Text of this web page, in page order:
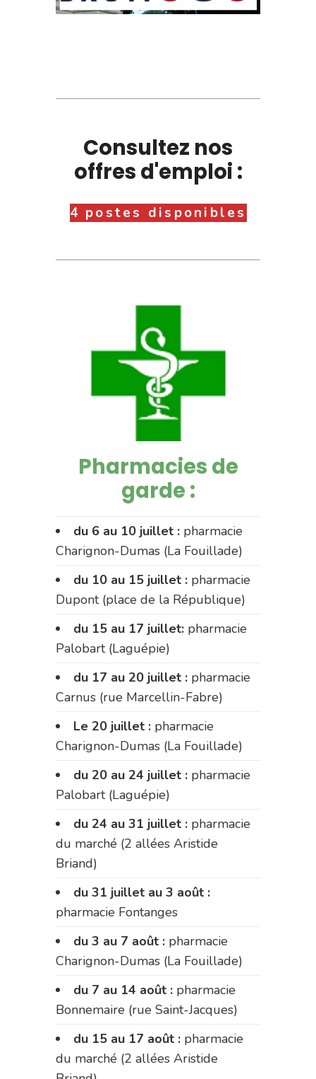
Consultez nos
offres d'emploi :
4 postes disponibles
Pharmacies de
garde :
du 6 au 10 juillet : pharmacie
Charignon-Dumas (La Fouillade)
du 10 au 15 juillet : pharmacie
Dupont (place de la République)
du 15 au 17 juillet: pharmacie
Palobart (Laguépie)
du 17 au 20 juillet : pharmacie
Carnus (rue Marcellin-Fabre)
Le 20 juillet : pharmacie
Charignon-Dumas (La Fouillade)
du 20 au 24 juillet : pharmacie
Palobart (Laguépie)
du 24 au 31 juillet : pharmacie
du marché (2 allées Aristide
Briand)
du 31 juillet au 3 août :
pharmacie Fontanges
du 3 au 7 août : pharmacie
Charignon-Dumas (La Fouillade)
du 7 au 14 août : pharmacie
Bonnemaire (rue Saint-Jacques)
du 15 au 17 août : pharmacie
du marché (2 allées Aristide